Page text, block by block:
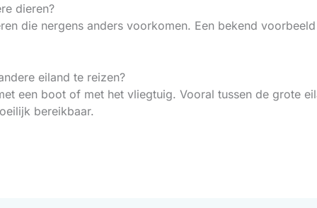
dieren?
die nergens anders voorkomen. Een bekend
eiland te reizen?
een boot of met het vliegtuig. Vooral tussen de grote
bereikbaar.